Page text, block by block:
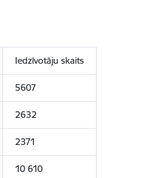
Iedzīvotāju skaits
5607
2632
2371
10 610